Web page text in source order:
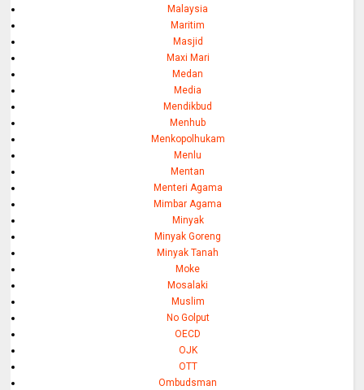
Malaysia
Maritim
Masjid
Maxi Mari
Medan
Media
Mendikbud
Menhub
Menkopolhukam
Menlu
Mentan
Menteri Agama
Mimbar Agama
Minyak
Minyak Goreng
Minyak Tanah
Moke
Mosalaki
Muslim
No Golput
OECD
OJK
OTT
Ombudsman